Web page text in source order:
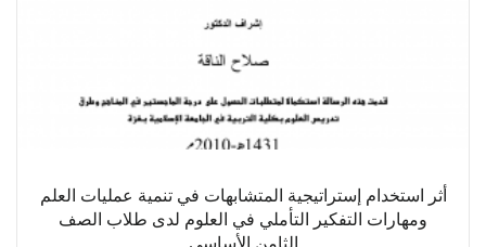
أثر استخدام إستراتيجية المتشابهات في تنمية عمليات العلم
ومهارات التفكير التأملي في العلوم لدى طلاب الصف